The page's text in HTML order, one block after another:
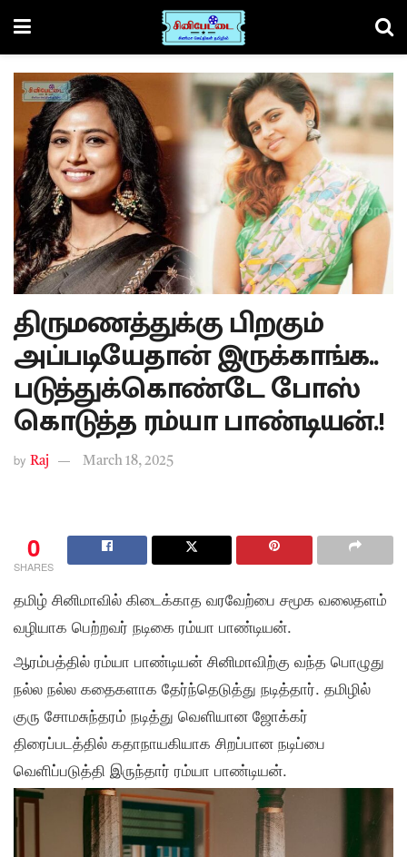
திருமணத்துக்கு பிறகும்
அப்படியேதான் இருக்காங்க..
படுத்துக்கொண்டே போஸ்
கொடுத்த ரம்யா பாண்டியன்.!
by Raj March 18, 2025
0
SHARES
தமிழ் சினிமாவில் கிடைக்காத வரவேற்பை சமூக வலைதளம்
வழியாக பெற்றவர் நடிகை ரம்யா பாண்டியன்.
ஆரம்பத்தில் ரம்யா பாண்டியன் சினிமாவிற்கு வந்த பொழுது
நல்ல நல்ல கதைகளாக தேர்ந்தெடுத்து நடித்தார். தமிழில்
குரு சோமசுந்தரம் நடித்து வெளியான ஜோக்கர்
திரைப்படத்தில் கதாநாயகியாக சிறப்பான நடிப்பை
வெளிப்படுத்தி இருந்தார் ரம்யா பாண்டியன்.